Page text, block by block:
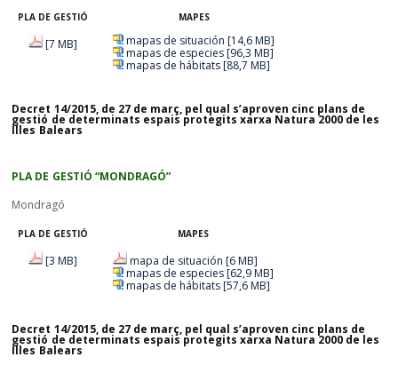
PLA DE GESTIÓ MAPES
[7 MB]
mapas de situación [14,6 MB]
mapas de especies [96,3 MB]
mapas de hábitats [88,7 MB]
Decret 14/2015, de 27 de març, pel qual s’aproven cinc plans de
gestió de determinats espais protegits xarxa Natura 2000 de les
Illes Balears
PLA DE GESTIÓ “MONDRAGÓ”
Mondragó
PLA DE GESTIÓ MAPES
[3 MB]
mapa de situación [6 MB]
mapas de especies [62,9 MB]
mapas de hábitats [57,6 MB]
Decret 14/2015, de 27 de març, pel qual s’aproven cinc plans de
gestió de determinats espais protegits xarxa Natura 2000 de les
Illes Balears